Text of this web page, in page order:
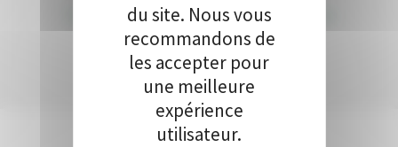
du site. Nous vous
recommandons de
les accepter pour
une meilleure
expérience
utilisateur.
Politique de protection des données
communication•Contact